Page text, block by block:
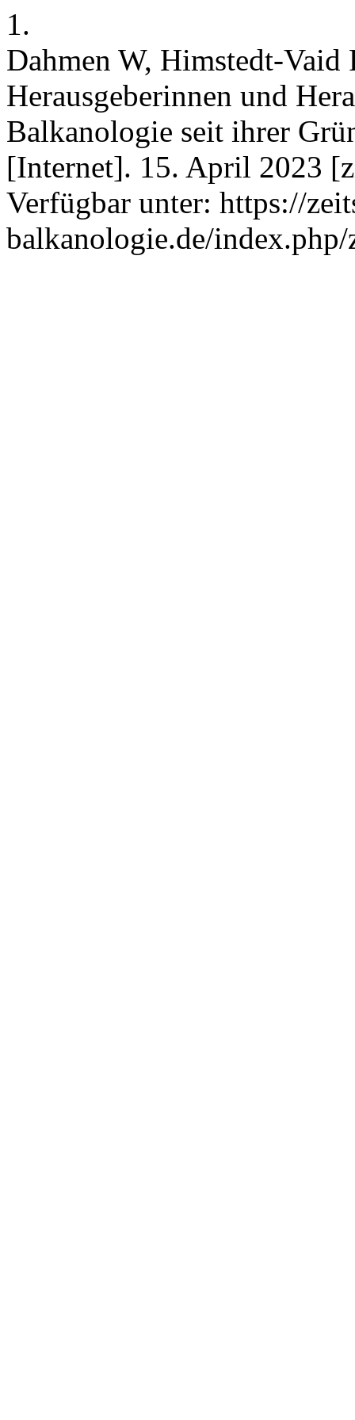
1.
Dahmen W, Himstedt-Vaid
Herausgeberinnen und
Balkanologie seit ihrer
[Internet]. 15. April 2023
Verfügbar unter: https://
balkanologie.de/